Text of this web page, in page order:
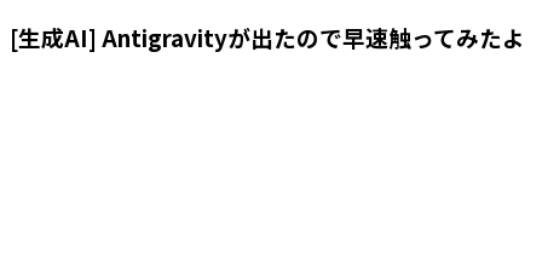
[生成AI] Antigravityが出たので早速触ってみたよ